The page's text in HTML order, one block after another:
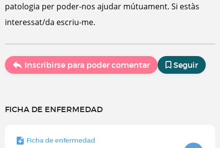
patologia per poder-nos ajudar mútuament. Si estàs
interessat/da escriu-me.
Inscribirse para poder comentar Seguir
FICHA DE ENFERMEDAD
Ficha de enfermedad